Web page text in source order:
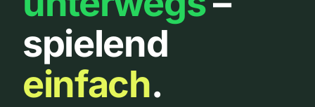
Urbanlist
spielend
einfach.